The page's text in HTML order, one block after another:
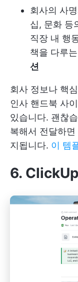
회사의 사
십, 문화 등
직장 내 행
책을 다루는
션
회사 정보나 핵
인사 핸드북 사
있습니다. 괜찮
복해서 전달하
지됩니다. 이 템
6.